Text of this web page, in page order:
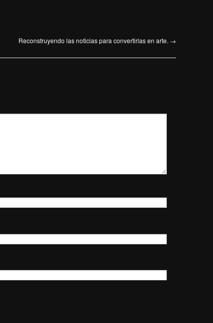
Reconstruyendo las noticias para convertirlas en arte. →